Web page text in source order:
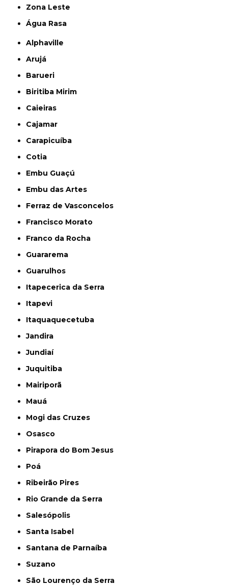
Zona Leste
Água Rasa
Alphaville
Arujá
Barueri
Biritiba Mirim
Caieiras
Cajamar
Carapicuíba
Cotia
Embu Guaçú
Embu das Artes
Ferraz de Vasconcelos
Francisco Morato
Franco da Rocha
Guararema
Guarulhos
Itapecerica da Serra
Itapevi
Itaquaquecetuba
Jandira
Jundiaí
Juquitiba
Mairiporã
Mauá
Mogi das Cruzes
Osasco
Pirapora do Bom Jesus
Poá
Ribeirão Pires
Rio Grande da Serra
Salesópolis
Santa Isabel
Santana de Parnaíba
Suzano
São Lourenço da Serra